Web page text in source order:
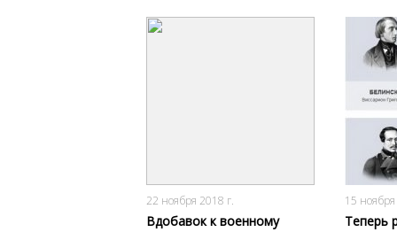
22 ноября 2018 г.
Вдобавок к военному
15
Теперь